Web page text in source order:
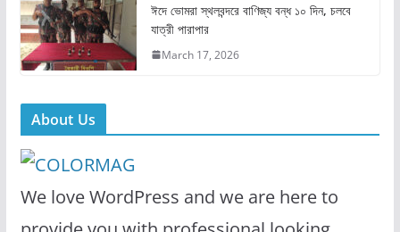
ঈদে ভোমরা স্থলবন্দরে বাণিজ্য বন্ধ ১০ দিন, চলবে
যাত্রী পারাপার
March 17, 2026
About Us
We love WordPress and we are here to